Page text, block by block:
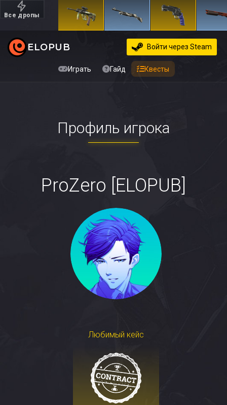
Все дропы
Дорогие
ELOPUB
Играть Гайд Квесты
Войти через Steam
Профиль игрока
ProZero [ELOPUB]
Любимый кейс